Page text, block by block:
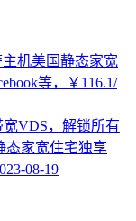
主机美国静态家宽
等，￥116.1/
宽VDS，解锁所有
态家宽住宅独享
08-19